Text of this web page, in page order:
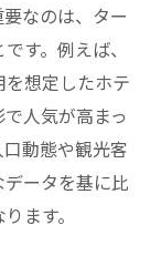
なのは、ター
す。例えば、
想定したホテ
人気が高まっ
動態や観光客
ータを基に比
ます。